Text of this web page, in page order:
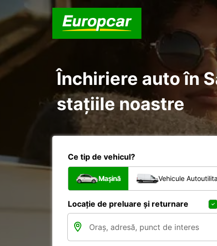
Închiriere auto în
stațiile noastre
Ce tip de vehicul?
Mașină Vehicule
Locație de preluare și returnare